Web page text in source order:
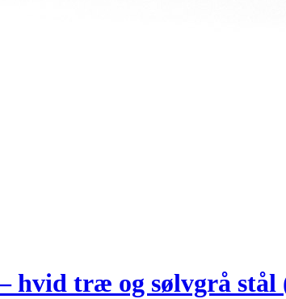
træ og sølvgrå stål